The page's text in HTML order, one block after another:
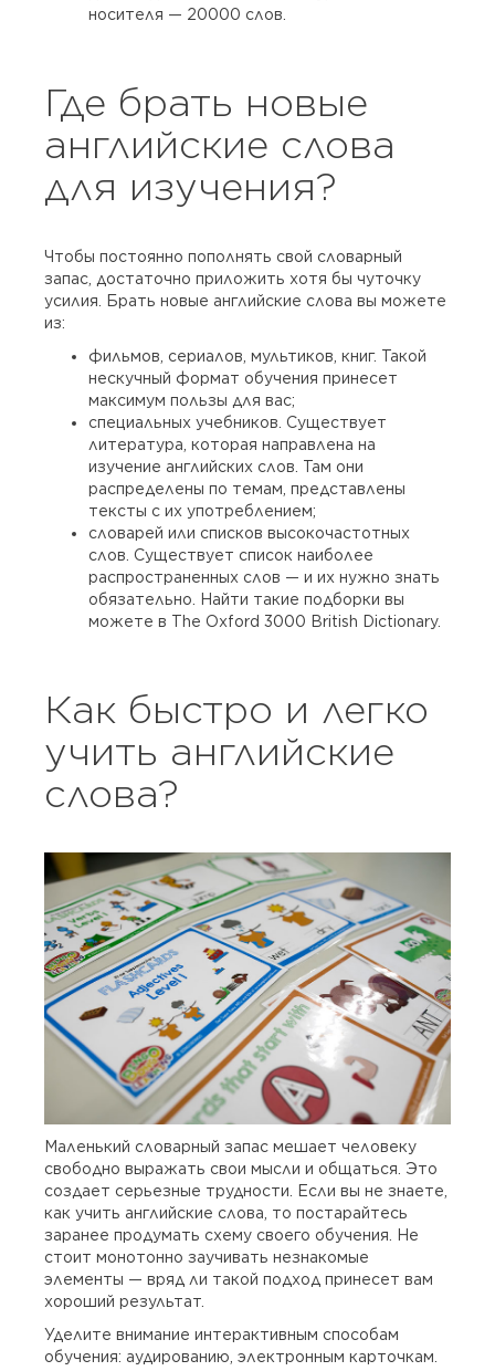
носителя — 20000 слов.
Где брать новые
английские слова
для изучения?
Чтобы постоянно пополнять свой словарный
запас, достаточно приложить хотя бы чуточку
усилия. Брать новые английские слова вы можете
из:
фильмов, сериалов, мультиков, книг. Такой
нескучный формат обучения принесет
максимум пользы для вас;
специальных учебников. Существует
литература, которая направлена на
изучение английских слов. Там они
распределены по темам, представлены
тексты с их употреблением;
словарей или списков высокочастотных
слов. Существует список наиболее
распространенных слов — и их нужно знать
обязательно. Найти такие подборки вы
можете в The Oxford 3000 British Dictionary.
Как быстро и легко
учить английские
слова?
Маленький словарный запас мешает человеку
свободно выражать свои мысли и общаться. Это
создает серьезные трудности. Если вы не знаете,
как учить английские слова, то постарайтесь
заранее продумать схему своего обучения. Не
стоит монотонно заучивать незнакомые
элементы — вряд ли такой подход принесет вам
хороший результат.
Уделите внимание интерактивным способам
обучения: аудированию, электронным карточкам.